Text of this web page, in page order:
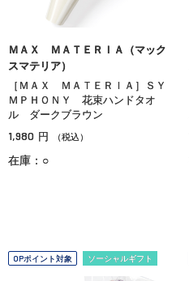
ＭＡＸ ＭＡＴＥＲＩＡ（マック
スマテリア）
［ＭＡＸ ＭＡＴＥＲＩＡ］ＳＹ
ＭＰＨＯＮＹ 花束ハンドタオ
ル ダークブラウン
1,980 円 （税込）
在庫：○
OPポイント対象 ソーシャルギフト